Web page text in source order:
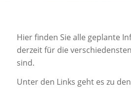
Hier finden Sie alle geplante
derzeit für die
sind.
Unter den Links geht es zu